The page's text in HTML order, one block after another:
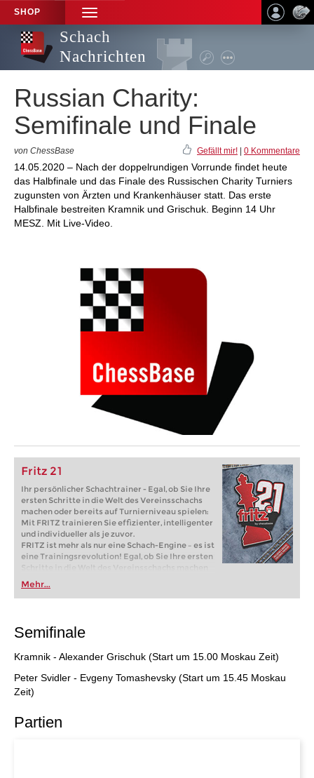
SHOP
TOGGLE
NAVIGATION
Schach
Nachrichten
Russian Charity:
Semifinale und Finale
von ChessBase Gefällt mir! 0 Kommentare
14.05.2020 – Nach der doppelrundigen Vorrunde findet heute
das Halbfinale und das Finale des Russischen Charity Turniers
zugunsten von Ärzten und Krankenhäuser statt. Das erste
Halbfinale bestreiten Kramnik und Grischuk. Beginn 14 Uhr
MESZ. Mit Live-Video.
Fritz 21
Ihr persönlicher Schachtrainer - Egal, ob Sie Ihre
ersten Schritte in die Welt des Vereinsschachs
machen oder bereits auf Turnierniveau spielen:
Mit FRITZ trainieren Sie effizienter, intelligenter
und individueller als je zuvor.
FRITZ ist mehr als nur eine Schach-Engine – es ist
eine Trainingsrevolution! Egal, ob Sie Ihre ersten
Schritte in die Welt des Vereinsschachs machen
oder bereits auf Turnierniveau spielen: Mit
FRITZ trainieren Sie effizienter, intelligenter und
individueller als je zuvor.
Mehr...
Semifinale
Kramnik - Alexander Grischuk (Start um 15.00 Moskau Zeit)
Peter Svidler - Evgeny Tomashevsky (Start um 15.45 Moskau
Zeit)
Partien